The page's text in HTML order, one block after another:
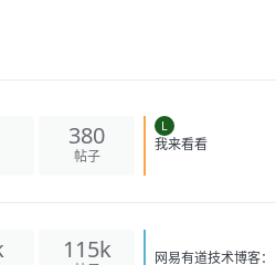
380 L